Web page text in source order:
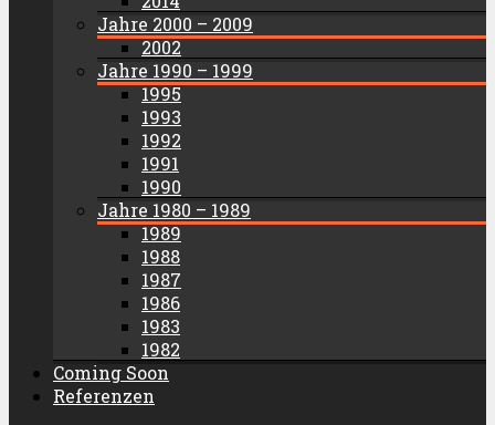
Jahre 2000 – 2009
2002
Jahre 1990 – 1999
1995
1993
1992
1991
1990
Jahre 1980 – 1989
1989
1988
1987
1986
1983
1982
Coming Soon
Referenzen